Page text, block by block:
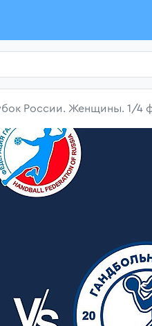
России. Женщины. 1/4